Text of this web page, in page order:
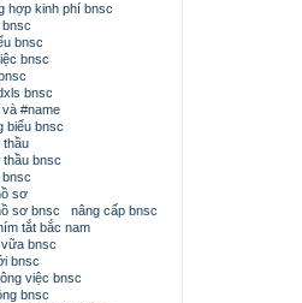
hợp kinh phí bnsc
bnsc
bnsc
bnsc
bnsc
#name
biểu bnsc
thầu
thầu bnsc
bnsc
sơ
sơ bnsc
nâng cấp bnsc
tắt bắc nam
bnsc
bnsc
việc bnsc
bnsc